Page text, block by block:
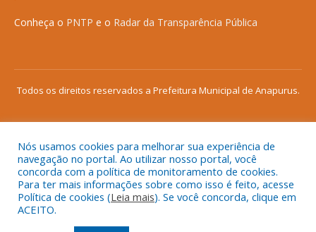
Conheça o PNTP e o Radar da Transparência Pública
Todos os direitos reservados a Prefeitura Municipal de Anapurus.
Mapa do Site
Acessar Área Administrativa
Acessar o Webmail
Nós usamos cookies para melhorar sua experiência de
navegação no portal. Ao utilizar nosso portal, você
concorda com a política de monitoramento de cookies.
Para ter mais informações sobre como isso é feito, acesse
Política de cookies (Leia mais). Se você concorda, clique em
ACEITO.